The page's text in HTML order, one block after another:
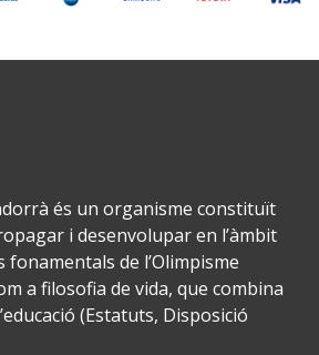
és un organisme constituït
i desenvolupar en l’àmbit
de l’Olimpisme
a filosofia de vida, que combina
(Estatuts, Disposició